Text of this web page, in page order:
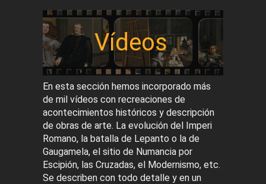
Vídeos
En esta sección hemos incorporado más
de mil vídeos con recreaciones de
acontecimientos históricos y descripción
de obras de arte. La evolución del Imperi
Romano, la batalla de Lepanto o la de
Gaugamela, el sitio de Numancia por
Escipión, las Cruzadas, el Modernismo, etc.
Se describen con todo detalle y en un